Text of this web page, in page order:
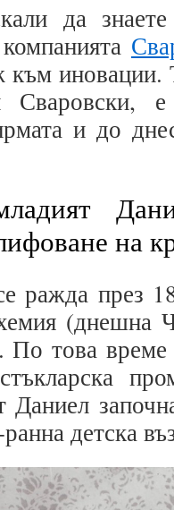
да
към иновации.
Сваровски,
и до
на
ражда през
(днешна
По това
Даниел
детска